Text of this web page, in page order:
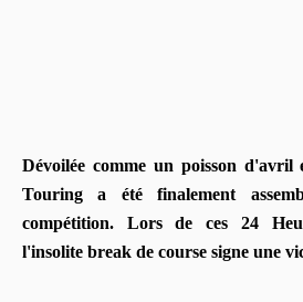
Dévoilée comme un poisson
Touring a été finalement
compétition. Lors de ces 24
l'insolite break de course signe une